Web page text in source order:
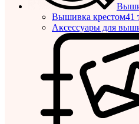
Вышивка крестом41
Аксессуары для